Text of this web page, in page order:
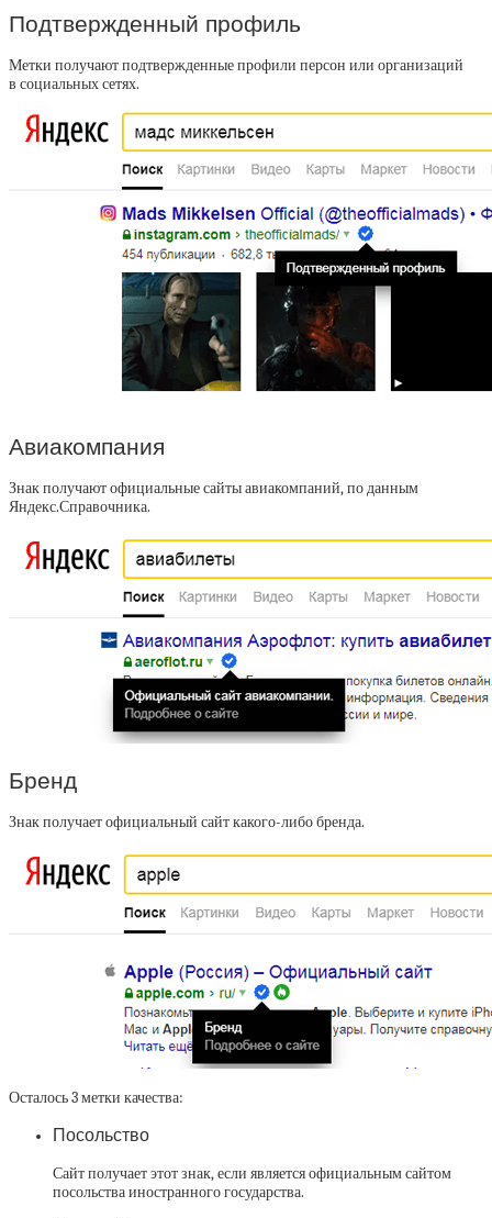
Подтвержденный профиль
Метки получают подтвержденные профили персон или организаций
в социальных сетях.
Авиакомпания
Знак получают официальные сайты авиакомпаний, по данным
Яндекс.Справочника.
Бренд
Знак получает официальный сайт какого-либо бренда.
Осталось 3 метки качества:
Посольство
Сайт получает этот знак, если является официальным сайтом
посольства иностранного государства.